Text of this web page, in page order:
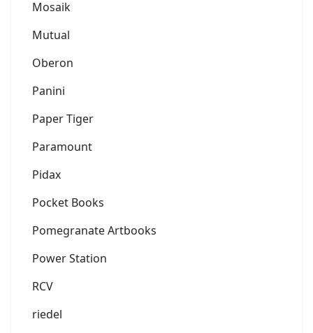
Mosaik
Mutual
Oberon
Panini
Paper Tiger
Paramount
Pidax
Pocket Books
Pomegranate Artbooks
Power Station
RCV
riedel